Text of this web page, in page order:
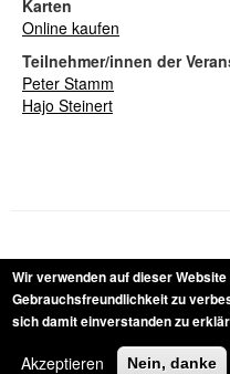
Karten
Online kaufen
Teilnehmer/innen der
Peter Stamm
Hajo Steinert
Navigation
Fusszeile
Anreise Links Archiv
Newsletter
Kontakt
Barrierefreiheitserklaerung
Wir verwenden auf dieser
Gebrauchsfreundlichkeit zu
sich damit einverstanden zu
Akzeptieren Nein, danke